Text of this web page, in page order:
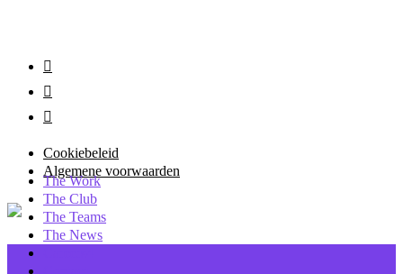
Cookiebeleid
Algemene voorwaarden
The Work
The Club
The Teams
The News